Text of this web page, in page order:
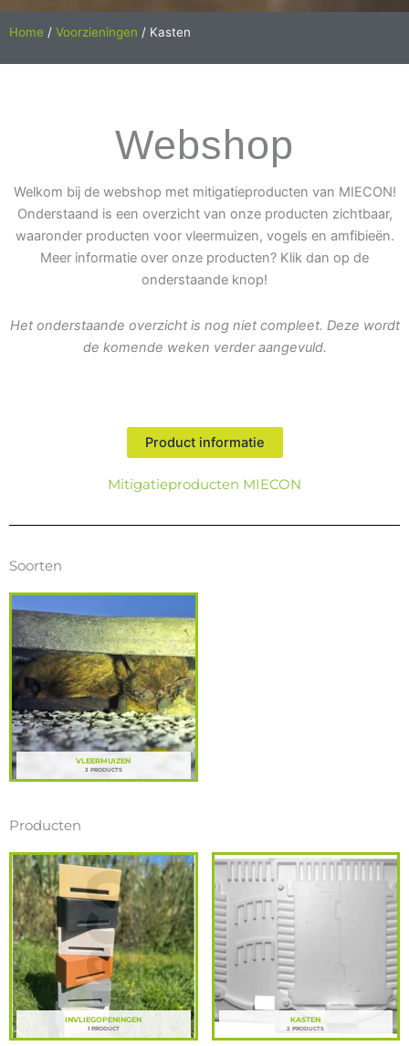
Home / Voorzieningen / Kasten
Webshop
Welkom bij de webshop met mitigatieproducten van MIECON!
Onderstaand is een overzicht van onze producten zichtbaar,
waaronder producten voor vleermuizen, vogels en amfibieën.
Meer informatie over onze producten? Klik dan op de
onderstaande knop!
Het onderstaande overzicht is nog niet compleet. Deze wordt
de komende weken verder aangevuld.
Product informatie
Mitigatieproducten MIECON
Soorten
VLEERMUIZEN
3 PRODUCTS
Producten
INVLIEGOPENINGEN
1 PRODUCT
KASTEN
2 PRODUCTS